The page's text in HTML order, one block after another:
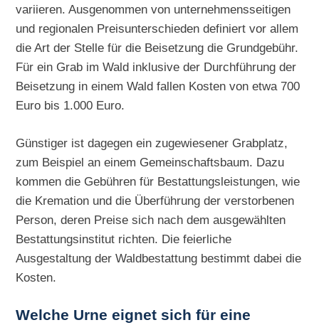
variieren. Ausgenommen von unternehmensseitigen
und regionalen Preisunterschieden definiert vor allem
die Art der Stelle für die Beisetzung die Grundgebühr.
Für ein Grab im Wald inklusive der Durchführung der
Beisetzung in einem Wald fallen Kosten von etwa 700
Euro bis 1.000 Euro.
Günstiger ist dagegen ein zugewiesener Grabplatz,
zum Beispiel an einem Gemeinschaftsbaum. Dazu
kommen die Gebühren für Bestattungsleistungen, wie
die Kremation und die Überführung der verstorbenen
Person, deren Preise sich nach dem ausgewählten
Bestattungsinstitut richten. Die feierliche
Ausgestaltung der Waldbestattung bestimmt dabei die
Kosten.
Welche Urne eignet sich für eine